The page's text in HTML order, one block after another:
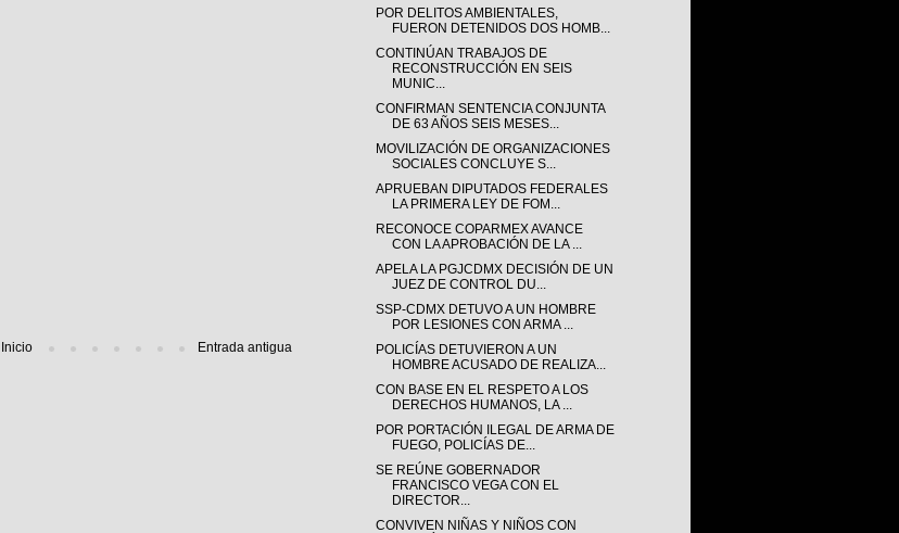
Entrada antigua
Inicio
POR DELITOS AMBIENTALES,
FUERON DETENIDOS DOS HOMB...
CONTINÚAN TRABAJOS DE
RECONSTRUCCIÓN EN SEIS
MUNIC...
CONFIRMAN SENTENCIA CONJUNTA
DE 63 AÑOS SEIS MESES...
MOVILIZACIÓN DE ORGANIZACIONES
SOCIALES CONCLUYE S...
APRUEBAN DIPUTADOS FEDERALES
LA PRIMERA LEY DE FOM...
RECONOCE COPARMEX AVANCE
CON LA APROBACIÓN DE LA ...
APELA LA PGJCDMX DECISIÓN DE UN
JUEZ DE CONTROL DU...
SSP-CDMX DETUVO A UN HOMBRE
POR LESIONES CON ARMA ...
POLICÍAS DETUVIERON A UN
HOMBRE ACUSADO DE REALIZA...
CON BASE EN EL RESPETO A LOS
DERECHOS HUMANOS, LA ...
POR PORTACIÓN ILEGAL DE ARMA DE
FUEGO, POLICÍAS DE...
SE REÚNE GOBERNADOR
FRANCISCO VEGA CON EL
DIRECTOR...
CONVIVEN NIÑAS Y NIÑOS CON